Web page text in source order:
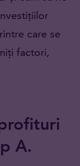
care se
factori,
A.